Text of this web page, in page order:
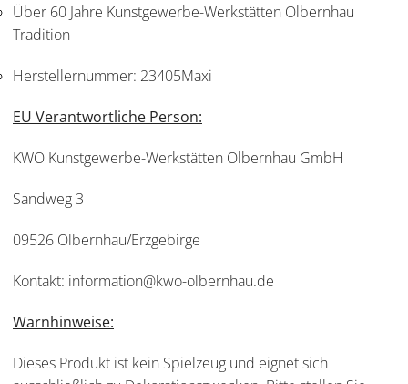
Über 60 Jahre Kunstgewerbe-Werkstätten Olbernhau
Tradition
Herstellernummer: 23405Maxi
EU Verantwortliche Person:
KWO Kunstgewerbe-Werkstätten Olbernhau GmbH
Sandweg 3
09526 Olbernhau/Erzgebirge
Kontakt: information@kwo-olbernhau.de
Warnhinweise:
Dieses Produkt ist kein Spielzeug und eignet sich